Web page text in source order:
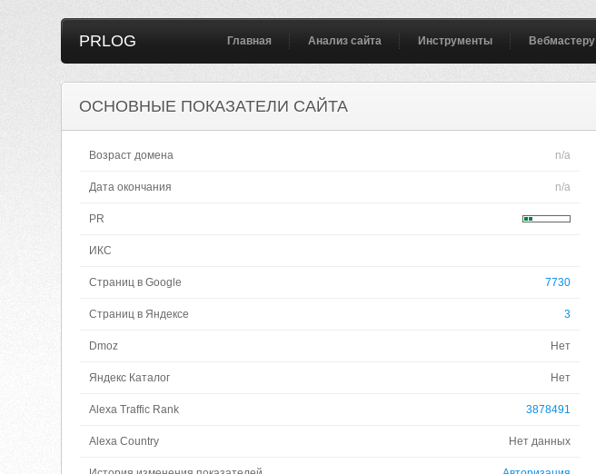
PRLOG Главная Анализ сайта Инструменты Вебмастеру
ОСНОВНЫЕ ПОКАЗАТЕЛИ САЙТА
Возраст домена n/a
Дата окончания n/a
PR
ИКС
Страниц в Google 7730
Страниц в Яндексе 3
Dmoz Нет
Яндекс Каталог Нет
Alexa Traffic Rank 3878491
Alexa Country Нет данных